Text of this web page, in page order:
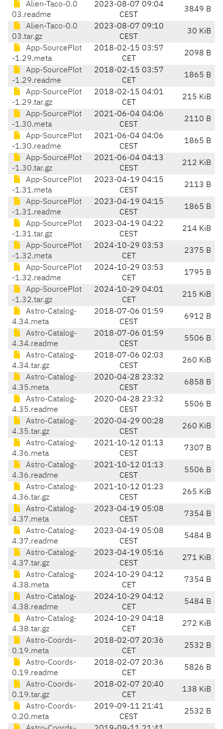
Alien-Taco-0.0
03.readme
2023-08-07 09:04
CEST
3849 B
Alien-Taco-0.0
03.tar.gz
2023-08-07 09:10
CEST
30 KiB
App-SourcePlot
-1.29.meta
2018-02-15 03:57
CET
2098 B
App-SourcePlot
-1.29.readme
2018-02-15 03:57
CET
1865 B
App-SourcePlot
-1.29.tar.gz
2018-02-15 04:01
CET
215 KiB
App-SourcePlot
-1.30.meta
2021-06-04 04:06
CEST
2110 B
App-SourcePlot
-1.30.readme
2021-06-04 04:06
CEST
1865 B
App-SourcePlot
-1.30.tar.gz
2021-06-04 04:13
CEST
212 KiB
App-SourcePlot
-1.31.meta
2023-04-19 04:15
CEST
2113 B
App-SourcePlot
-1.31.readme
2023-04-19 04:15
CEST
1865 B
App-SourcePlot
-1.31.tar.gz
2023-04-19 04:22
CEST
214 KiB
App-SourcePlot
-1.32.meta
2024-10-29 03:53
CET
2375 B
App-SourcePlot
-1.32.readme
2024-10-29 03:53
CET
1795 B
App-SourcePlot
-1.32.tar.gz
2024-10-29 04:01
CET
215 KiB
Astro-Catalog-
4.34.meta
2018-07-06 01:59
CEST
6912 B
Astro-Catalog-
4.34.readme
2018-07-06 01:59
CEST
5506 B
Astro-Catalog-
4.34.tar.gz
2018-07-06 02:03
CEST
260 KiB
Astro-Catalog-
4.35.meta
2020-04-28 23:32
CEST
6858 B
Astro-Catalog-
4.35.readme
2020-04-28 23:32
CEST
5506 B
Astro-Catalog-
4.35.tar.gz
2020-04-29 00:28
CEST
260 KiB
Astro-Catalog-
4.36.meta
2021-10-12 01:13
CEST
7307 B
Astro-Catalog-
4.36.readme
2021-10-12 01:13
CEST
5506 B
Astro-Catalog-
4.36.tar.gz
2021-10-12 01:23
CEST
265 KiB
Astro-Catalog-
4.37.meta
2023-04-19 05:08
CEST
7354 B
Astro-Catalog-
4.37.readme
2023-04-19 05:08
CEST
5484 B
Astro-Catalog-
4.37.tar.gz
2023-04-19 05:16
CEST
271 KiB
Astro-Catalog-
4.38.meta
2024-10-29 04:12
CET
7354 B
Astro-Catalog-
4.38.readme
2024-10-29 04:12
CET
5484 B
Astro-Catalog-
4.38.tar.gz
2024-10-29 04:18
CET
272 KiB
Astro-Coords-
0.19.meta
2018-02-07 20:36
CET
2532 B
Astro-Coords-
0.19.readme
2018-02-07 20:36
CET
5826 B
Astro-Coords-
0.19.tar.gz
2018-02-07 20:40
CET
138 KiB
Astro-Coords-
0.20.meta
2019-09-11 21:41
CEST
2532 B